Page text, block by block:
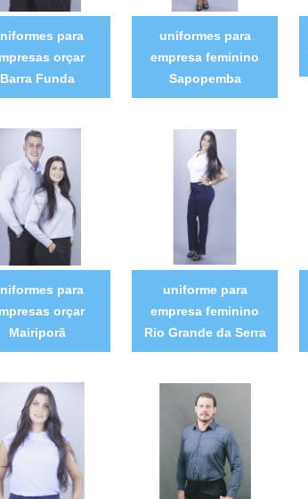
para
orçar
Barra Funda
uniformes para
empresa feminino
Sapopemba
para
orçar
Mairiporã
uniforme para
empresa feminino
Rio Grande da Serra